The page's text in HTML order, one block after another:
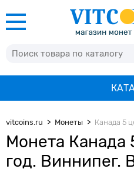
vitcoins.ru Монеты Канада 5
Монета Канада
год. Виннипег.